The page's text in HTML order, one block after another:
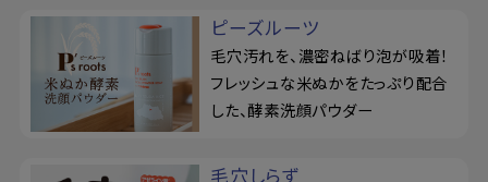
ピーズルーツ
毛穴汚れを、濃密ねばり泡が吸着！
フレッシュな米ぬかをたっぷり配合
した、酵素洗顔パウダー
毛穴しらず